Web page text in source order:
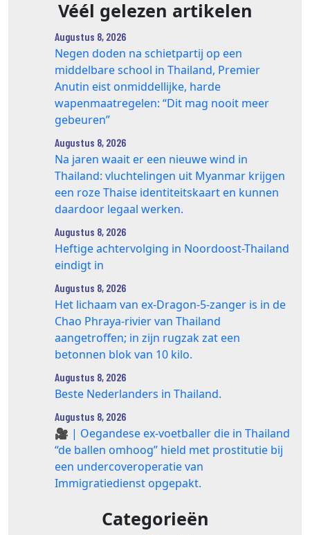
Véél gelezen artikelen
Augustus 8, 2026
Negen doden na schietpartij op een
middelbare school in Thailand, Premier
Anutin eist onmiddellijke, harde
wapenmaatregelen: “Dit mag nooit meer
gebeuren”
Augustus 8, 2026
Na jaren waait er een nieuwe wind in
Thailand: vluchtelingen uit Myanmar krijgen
een roze Thaise identiteitskaart en kunnen
daardoor legaal werken.
Augustus 8, 2026
Heftige achtervolging in Noordoost-Thailand
eindigt in
Augustus 8, 2026
Het lichaam van ex-Dragon‑5‑zanger is in de
Chao Phraya‑rivier van Thailand
aangetroffen; in zijn rugzak zat een
betonnen blok van 10 kilo.
Augustus 8, 2026
Beste Nederlanders in Thailand.
Augustus 8, 2026
🎥 | Oegandese ex-voetballer die in Thailand
“de ballen omhoog” hield met prostitutie bij
een undercoveroperatie van
Immigratiedienst opgepakt.
Categorieën